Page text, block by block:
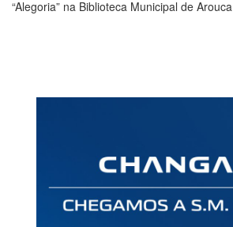
“Alegoria” na Biblioteca Municipal de Arouca